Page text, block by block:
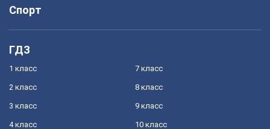
Спорт
ГДЗ
1 класс
2 класс
3 класс
4 класс
7 класс
8 класс
9 класс
10 класс